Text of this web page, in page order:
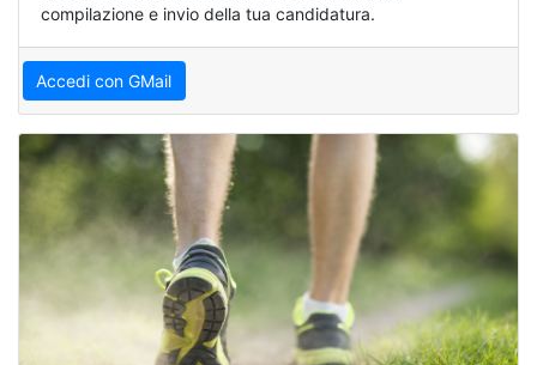
compilazione e invio della tua candidatura.
Accedi con GMail